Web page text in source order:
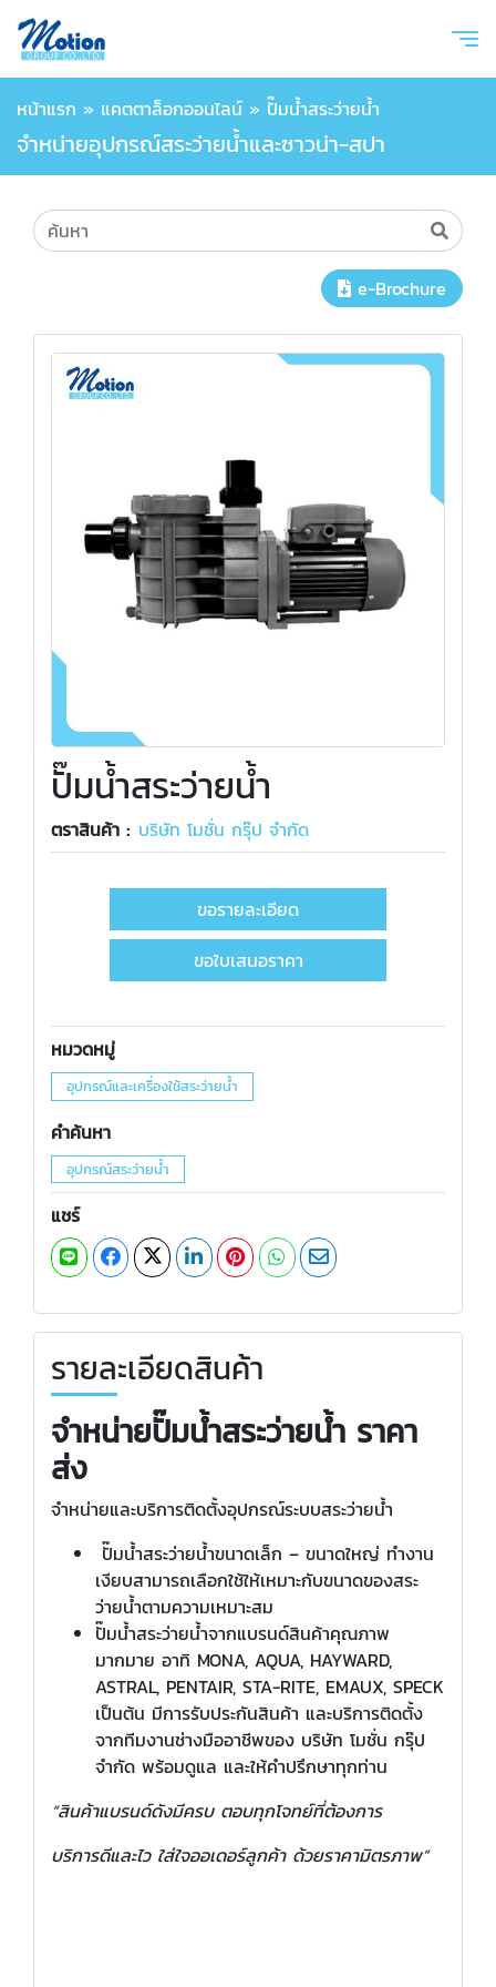
หน้าแรก » แคตตาล็อกออนไลน์ » ปั๊มน้ำสระว่ายน้ำ
จำหน่ายอุปกรณ์สระว่ายน้ำและซาวน่า-สปา
e-Brochure
ปั๊มน้ำสระว่ายน้ำ
ตราสินค้า : บริษัท โมชั่น กรุ๊ป จำกัด
ขอรายละเอียด
ขอใบเสนอราคา
หมวดหมู่
อุปกรณ์และเครื่องใช้สระว่ายน้ำ
คำค้นหา
อุปกรณ์สระว่ายน้ำ
แชร์
รายละเอียดสินค้า
จำหน่ายปั๊มน้ำสระว่ายน้ำ ราคา
ส่ง
จำหน่ายและบริการติดตั้งอุปกรณ์ระบบสระว่ายน้ำ
ปั๊มน้ำสระว่ายน้ำขนาดเล็ก – ขนาดใหญ่ ทำงาน
เงียบสามารถเลือกใช้ให้เหมาะกับขนาดของสระ
ว่ายน้ำตามความเหมาะสม
ปั๊มน้ำสระว่ายน้ำจากแบรนด์สินค้าคุณภาพ
มากมาย อาทิ MONA, AQUA, HAYWARD,
ASTRAL, PENTAIR, STA-RITE, EMAUX, SPECK
เป็นต้น มีการรับประกันสินค้า และบริการติดตั้ง
จากทีมงานช่างมืออาชีพของ บริษัท โมชั่น กรุ๊ป
จำกัด พร้อมดูแล และให้คำปรึกษาทุกท่าน
“สินค้าแบรนด์ดังมีครบ ตอบทุกโจทย์ที่ต้องการ
บริการดีและไว ใส่ใจออเดอร์ลูกค้า ด้วยราคามิตรภาพ”